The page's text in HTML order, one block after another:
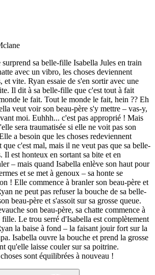
sa belle-fille Isabella Jules en train
avec un vibro, les choses deviennent
et vite. Ryan essaie de s'en sortir avec une
Il dit à sa belle-fille que c'est tout à fait
le fait. Tout le monde le fait, hein ?? Eh
veut voir son beau-père s'y mettre – vas-y,
moi. Euhhh... c'est pas approprié ! Mais
sera traumatisée si elle ne voit pas son
a besoin que les choses redeviennent
c'est mal, mais il ne veut pas que sa belle-
Il est honteux en sortant sa bite et en
– mais quand Isabella enlève son haut pour
et se met à genoux – sa honte se
! Elle commence à branler son beau-père et
ne peut pas refuser la bouche de sa belle-
beau-père et s'assoit sur sa grosse queue.
son beau-père, sa chatte commence à
fille. Le trou serré d'Isabella est complètement
la baise à fond – la faisant jouir fort sur la
Isabella ouvre la bouche et prend la grosse
qu'elle laisse couler sur sa poitrine.
sont équilibrées à nouveau !